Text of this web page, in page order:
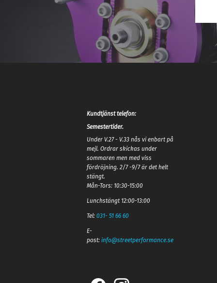
Kundtjänst telefon:
Semestertider.
Under V.27 - V.33 nås vi enbart på
mejl. Ordrar skickas under
sommaren men med viss
fördröjning. 2/7 -9/7 är det helt
stängt.
Mån-Tors: 10:30-15:00
Lunchstängt 12:00-13:00
Tel:031- 51 66 60
E-
post:info@streetperformance.se